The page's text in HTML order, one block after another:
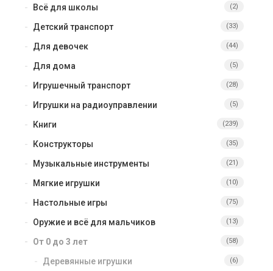
Всё для школы (2)
Детский транспорт (33)
Для девочек (44)
Для дома (5)
Игрушечный транспорт (28)
Игрушки на радиоуправлении (5)
Книги (239)
Конструкторы (35)
Музыкальные инструменты (21)
Мягкие игрушки (10)
Настольные игры (75)
Оружие и всё для мальчиков (13)
От 0 до 3 лет (58)
Деревянные игрушки (6)